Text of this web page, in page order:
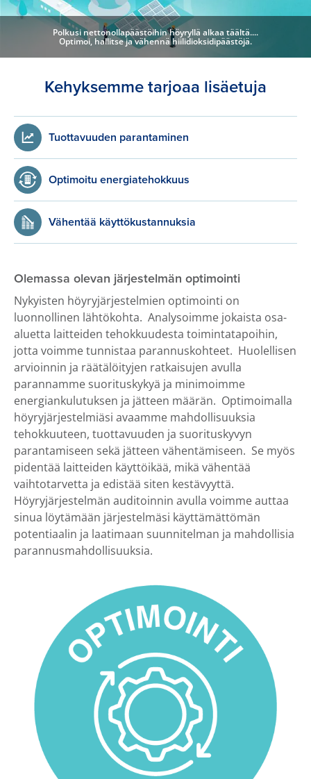
Polkusi nettonollapäästöihin höyryllä alkaa täältä....
Optimoi, hallitse ja vähennä hiilidioksidipäästöjä.
Kehyksemme tarjoaa lisäetuja
Tuottavuuden parantaminen
Optimoitu energiatehokkuus
Vähentää käyttökustannuksia
Olemassa olevan järjestelmän optimointi
Nykyisten höyryjärjestelmien optimointi on
luonnollinen lähtökohta. Analysoimme jokaista osa-
aluetta laitteiden tehokkuudesta toimintatapoihin,
jotta voimme tunnistaa parannuskohteet. Huolellisen
arvioinnin ja räätälöityjen ratkaisujen avulla
parannamme suorituskykyä ja minimoimme
energiankulutuksen ja jätteen määrän. Optimoimalla
höyryjärjestelmiäsi avaamme mahdollisuuksia
tehokkuuteen, tuottavuuden ja suorituskyvyn
parantamiseen sekä jätteen vähentämiseen. Se myös
pidentää laitteiden käyttöikää, mikä vähentää
vaihtotarvetta ja edistää siten kestävyyttä.
Höyryjärjestelmän auditoinnin avulla voimme auttaa
sinua löytämään järjestelmäsi käyttämättömän
potentiaalin ja laatimaan suunnitelman ja mahdollisia
parannusmahdollisuuksia.